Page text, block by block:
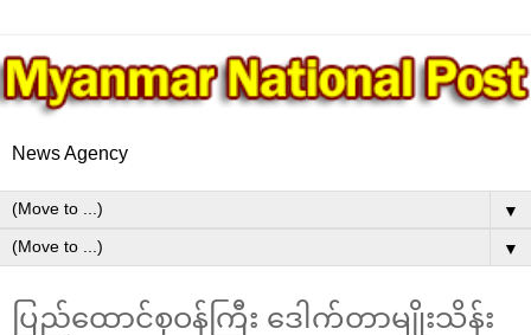
News Agency
▼
▼
ပြည်ထောင်စုဝန်ကြီး ဒေါက်တာမျိုးသိန်း